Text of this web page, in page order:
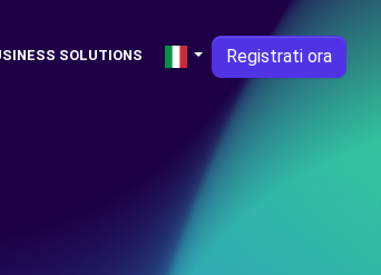
SOLUTIONS Registrati ora